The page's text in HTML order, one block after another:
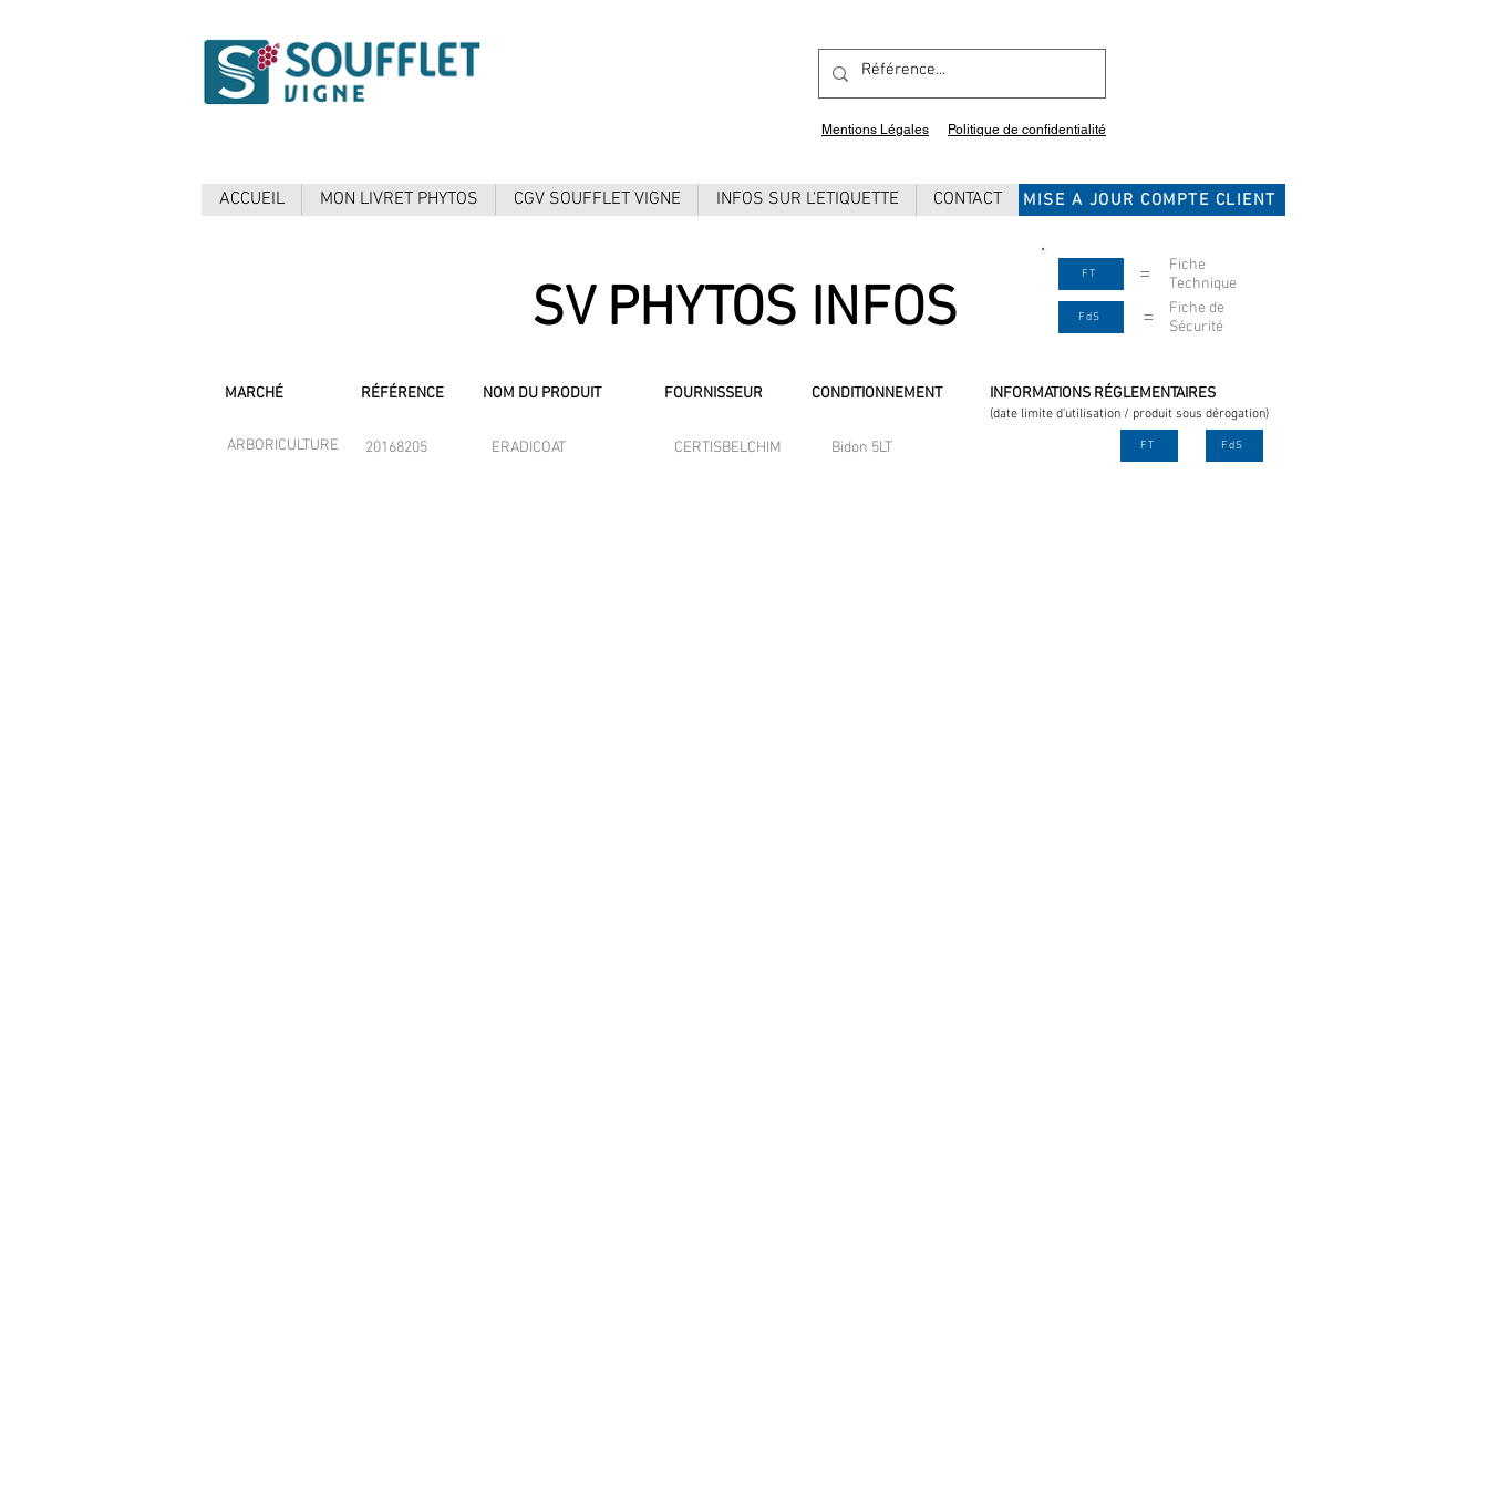
Mentions Légales Politique de confidentialité
ACCUEIL MON LIVRET PHYTOS CGV SOUFFLET VIGNE INFOS SUR L'ETIQUETTE CONTACT MISE A JOUR COMPTE CLIENT
SV PHYTOS INFOS
FT =
Fiche
Technique
FdS =
Fiche de
Sécurité
MARCHÉ RÉFÉRENCE NOM DU PRODUIT FOURNISSEUR CONDITIONNEMENT INFORMATIONS RÉGLEMENTAIRES
(date limite d'utilisation / produit sous dérogation)
ARBORICULTURE 20168205 ERADICOAT CERTISBELCHIM Bidon 5LT FT FdS